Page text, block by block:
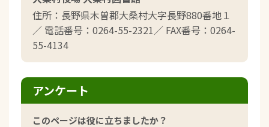
住所：長野県木曽郡大桑村大字長野880番地１
／ 電話番号：0264-55-2321／ FAX番号：0264-
55-4134
アンケート
このページは役に立ちましたか？